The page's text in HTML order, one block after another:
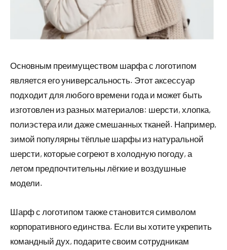
Основным преимуществом шарфа с логотипом
является его универсальность. Этот аксессуар
подходит для любого времени года и может быть
изготовлен из разных материалов: шерсти, хлопка,
полиэстера или даже смешанных тканей. Например,
зимой популярны тёплые шарфы из натуральной
шерсти, которые согреют в холодную погоду, а
летом предпочтительны лёгкие и воздушные
модели.
Шарф с логотипом также становится символом
корпоративного единства. Если вы хотите укрепить
командный дух, подарите своим сотрудникам